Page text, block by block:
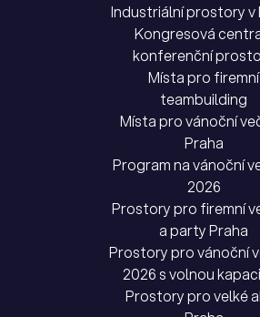
Industriální prostory v
Kongresová
konferenční
Místa pro firemní
teambuilding
Místa pro vánoční
Praha
Program na vánoční
2026
Prostory pro firemní
a party Praha
Prostory pro vánoční
2026 s volnou
Prostory pro velké